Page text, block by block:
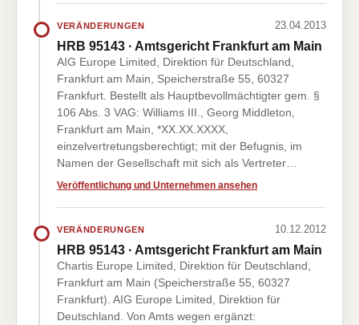
VERÄNDERUNGEN 23.04.2013
HRB 95143 · Amtsgericht Frankfurt am Main
AIG Europe Limited, Direktion für Deutschland,
Frankfurt am Main, Speicherstraße 55, 60327
Frankfurt. Bestellt als Hauptbevollmächtigter gem. §
106 Abs. 3 VAG: Williams III., Georg Middleton,
Frankfurt am Main, *XX.XX.XXXX,
einzelvertretungsberechtigt; mit der Befugnis, im
Namen der Gesellschaft mit sich als Vertreter…
Veröffentlichung und Unternehmen ansehen
VERÄNDERUNGEN 10.12.2012
HRB 95143 · Amtsgericht Frankfurt am Main
Chartis Europe Limited, Direktion für Deutschland,
Frankfurt am Main (Speicherstraße 55, 60327
Frankfurt). AIG Europe Limited, Direktion für
Deutschland. Von Amts wegen ergänzt: